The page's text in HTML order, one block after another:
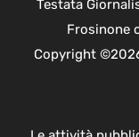
Testata
Frosinone
Copyright